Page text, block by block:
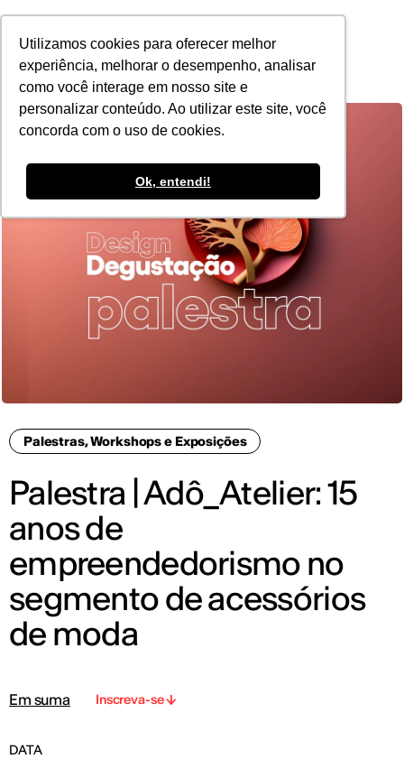
Utilizamos cookies para oferecer melhor
experiência, melhorar o desempenho, analisar
como você interage em nosso site e
personalizar conteúdo. Ao utilizar este site, você
concorda com o uso de cookies.
Ok, entendi!
POR
Palestras, Workshops e Exposições
Palestra | Adô_Atelier: 15
anos de
empreendedorismo no
segmento de acessórios
de moda
Em suma Inscreva-se
DATA